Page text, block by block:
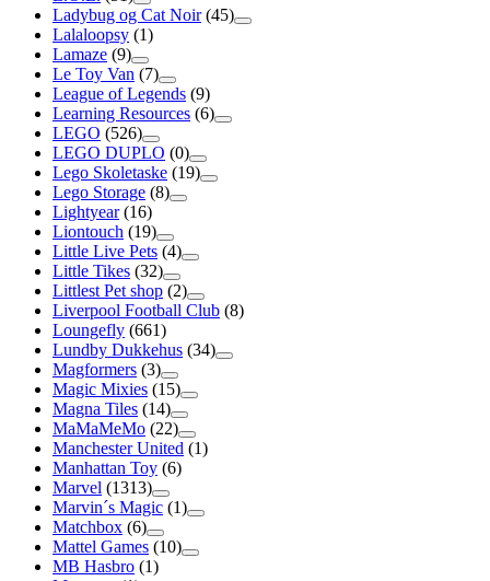
Ladybug og Cat Noir (45)
Lalaloopsy (1)
Lamaze (9)
Le Toy Van (7)
League of Legends (9)
Learning Resources (6)
LEGO (526)
LEGO DUPLO (0)
Lego Skoletaske (19)
Lego Storage (8)
Lightyear (16)
Liontouch (19)
Little Live Pets (4)
Little Tikes (32)
Littlest Pet shop (2)
Liverpool Football Club (8)
Loungefly (661)
Lundby Dukkehus (34)
Magformers (3)
Magic Mixies (15)
Magna Tiles (14)
MaMaMeMo (22)
Manchester United (1)
Manhattan Toy (6)
Marvel (1313)
Marvin´s Magic (1)
Matchbox (6)
Mattel Games (10)
MB Hasbro (1)